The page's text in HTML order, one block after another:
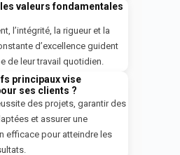
valeurs fondamentales
l’intégrité, la rigueur et la
d’excellence guident
de leur travail quotidien.
principaux vise
ses clients ?
des projets, garantir des
et assurer une
efficace pour atteindre les